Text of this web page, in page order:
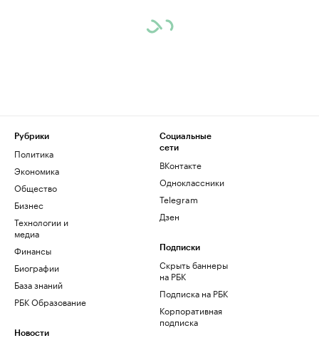
Рубрики
Политика
Экономика
Общество
Бизнес
Технологии и
медиа
Финансы
Биографии
База знаний
РБК Образование
Новости
Социальные
сети
ВКонтакте
Одноклассники
Telegram
Дзен
Подписки
Скрыть баннеры
на РБК
Подписка на РБК
Корпоративная
подписка